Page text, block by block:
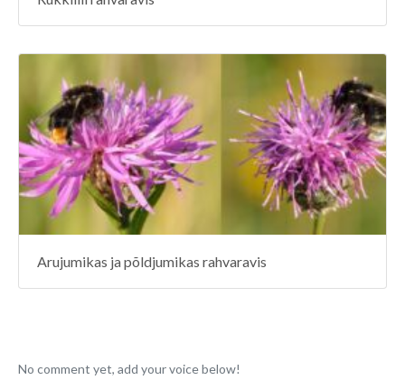
Arujumikas ja põldjumikas rahvaravis
No comment yet, add your voice below!